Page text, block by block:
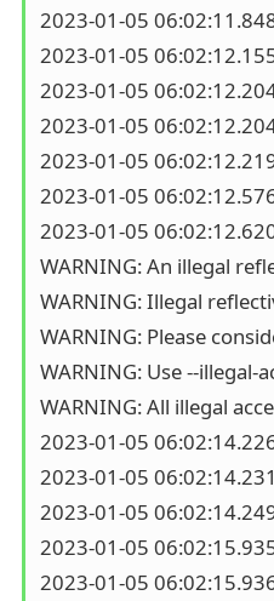
2023-01-05 06:02:11.848+0000 [id=1]	INFO	hudson.WebAppMain#contextInitialized: Jenkins home directory: /var/
2023-01-05 06:02:12.155+0000 [id=1]	INFO	o.e.j.s.handler.ContextHandler#doStart: Started w.@216914{Jenkins
2023-01-05 06:02:12.204+0000 [id=1]	INFO	o.e.j.server.AbstractConnector#doStart: Started
2023-01-05 06:02:12.204+0000 [id=1]	INFO
2023-01-05 06:02:12.219+0000 [id=23]	INFO	winstone.Logger#logInternal:
2023-01-05 06:02:12.576+0000 [id=30]	INFO
2023-01-05 06:02:12.620+0000 [id=28]	INFO
WARNING: An illegal
WARNING: Illegal
WARNING: Please
WARNING: Use --
WARNING: All illegal
2023-01-05 06:02:14.226+0000 [id=28]	INFO
2023-01-05 06:02:14.231+0000 [id=28]	INFO
2023-01-05 06:02:14.249+0000 [id=28]	INFO
2023-01-05 06:02:15.935+0000 [id=30]	INFO
2023-01-05 06:02:15.936+0000 [id=30]	INFO